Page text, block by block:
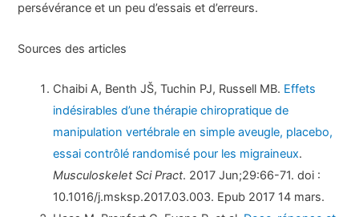
persévérance et un peu d’essais et d’erreurs.
Sources des articles
Chaibi A, Benth JŠ, Tuchin PJ, Russell MB. Effets
indésirables d’une thérapie chiropratique de
manipulation vertébrale en simple aveugle, placebo,
essai contrôlé randomisé pour les migraineux.
Musculoskelet Sci Pract. 2017 Jun;29:66-71. doi :
10.1016/j.msksp.2017.03.003. Epub 2017 14 mars.